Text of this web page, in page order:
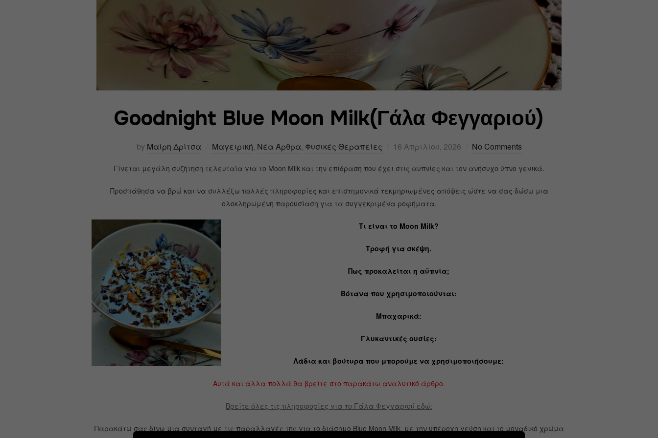
Goodnight Blue Moon Milk(Γάλα Φεγγαριού)
by Μαίρη Δρίτσα Μαγειρική, Νέα Άρθρα, Φυσικές Θεραπείες 16 Απριλίου, 2026 No Comments
Γίνεται μεγάλη συζήτηση τελευταία για το Moon Milk και την επίδραση που έχει στις αυπνίες και τον ανήσυχο ύπνο γενικά.
Προσπάθησα να βρώ και να συλλέξω πολλές πληροφορίες και επιστημονικά τεκμηριωμένες απόψεις ώστε να σας δώσω μια
ολοκληρωμένη παρουσίαση για τα συγγεκριμένα ροφήματα.
Τι είναι το Moon Milk?
Τροφή για σκέψη.
Πως προκαλείται η αϋπνία;
Βότανα που χρησιμοποιούνται:
Μπαχαρικά:
Γλυκαντικές ουσίες:
Λάδια και βούτυρα που μπορούμε να χρησιμοποιήσουμε:
Αυτά και άλλα πολλά θα βρείτε στο παρακάτω αναλυτικό άρθρο.
Βρείτε όλες τις πληροφορίες για το Γάλα Φεγγαριού εδώ:
Παρακάτω σας δίνω μια συνταγή με τις παραλλαγές της για το διάσημο Blue Moon Milk, με την υπέροχη γεύση και το μοναδικό χρώμα